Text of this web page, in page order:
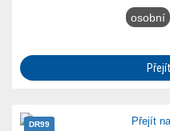
osobní
DR99